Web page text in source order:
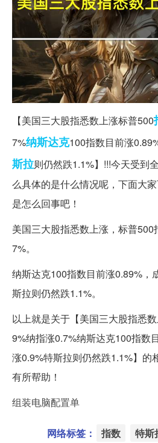
【美国三大股指悉数上涨标普500
7%纳斯达克100指数目前涨
斯拉则仍然跌1.1%】!!!今天受到
么具体的是什么情况呢，下面大
是怎么回事吧！
美国三大股指悉数上涨，标普
7%。
纳斯达克100指数目前涨0.89%，
斯拉则仍然跌1.1%。
以上就是关于【美国三大股指悉
9%纳指涨0.7%纳斯达克100指数
涨0.9%特斯拉则仍然跌1.1%】的
有所帮助！
组装电脑配置单
网络标签： 指数 特斯